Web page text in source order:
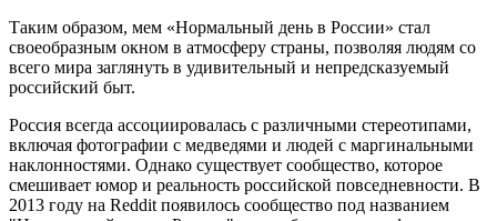
Таким образом, мем «Нормальный день в России» стал
своеобразным окном в атмосферу страны, позволяя людям со
всего мира заглянуть в удивительный и непредсказуемый
российский быт.
Россия всегда ассоциировалась с различными стереотипами,
включая фотографии с медведями и людей с маргинальными
наклонностями. Однако существует сообщество, которое
смешивает юмор и реальность российской повседневности. В
2013 году на Reddit появилось сообщество под названием